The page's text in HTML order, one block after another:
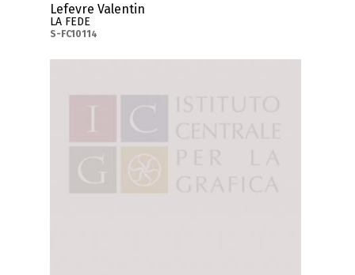
Lefevre Valentin
LA FEDE
S-FC10114